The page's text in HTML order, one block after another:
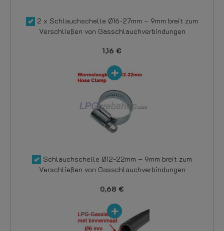
2 x Schlauchschelle Ø16-27mm – 9mm breit zum
Verschließen von Gasschlauchverbindungen
1,16 €
Schlauchschelle Ø12-22mm – 9mm breit zum
Verschließen von Gasschlauchverbindungen
0,68 €